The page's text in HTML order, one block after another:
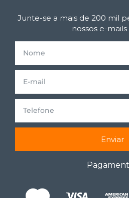
Junte-se a mais de 200 mil
nossos e-mails
Enviar